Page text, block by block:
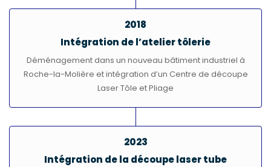
2018
Intégration de l’atelier tôlerie
Déménagement dans un nouveau bâtiment industriel à
Roche-la-Molière et intégration d’un Centre de découpe
Laser Tôle et Pliage
2023
Intégration de la découpe laser tube